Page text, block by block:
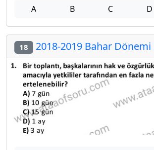
A B C D
18 2018-2019 Bahar Dönemi